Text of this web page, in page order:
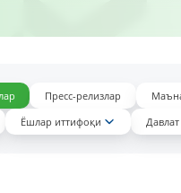
Пресс-релизлар
Ёшлар иттифоқи